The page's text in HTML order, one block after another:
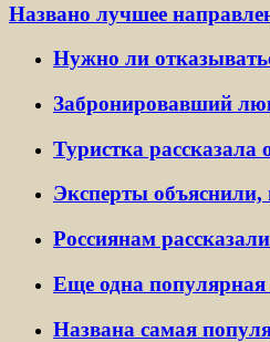
Названо лучшее
Нужно ли
Забронировавший
Туристка
Эксперты объяснили,
Россиянам
Еще одна популярная
Названа самая